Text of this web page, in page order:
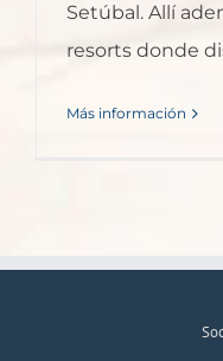
Setúbal. Allí
resorts donde
Más información